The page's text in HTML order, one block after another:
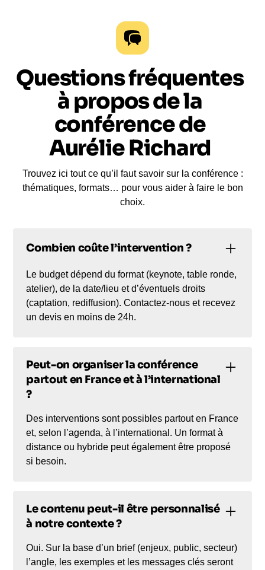
Questions fréquentes
à propos de la
conférence de
Aurélie Richard
Trouvez ici tout ce qu’il faut savoir sur la conférence :
thématiques, formats… pour vous aider à faire le bon
choix.
Combien coûte l’intervention ?
Le budget dépend du format (keynote, table ronde,
atelier), de la date/lieu et d’éventuels droits
(captation, rediffusion). Contactez-nous et recevez
un devis en moins de 24h.
Peut-on organiser la conférence
partout en France et à l’international
?
Des interventions sont possibles partout en France
et, selon l’agenda, à l’international. Un format à
distance ou hybride peut également être proposé
si besoin.
Le contenu peut-il être personnalisé
à notre contexte ?
Oui. Sur la base d’un brief (enjeux, public, secteur)
l’angle, les exemples et les messages clés seront